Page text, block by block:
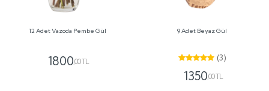
12 Adet Vazoda Pembe Gül
1800,00 TL
9 Adet Beyaz Gül
(3)
1350,00 TL